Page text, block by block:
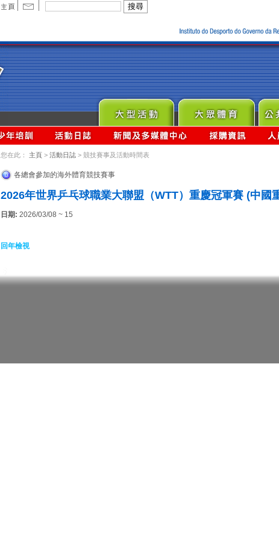
您在此： 主頁 > 活動日誌 > 競技賽事及活動時間表
各總會參加的海外體育競技賽事
2026年世界乒乓球職業大聯盟（WTT）重慶冠軍賽 (中國
日期: 2026/03/08 ~ 15
回年檢視